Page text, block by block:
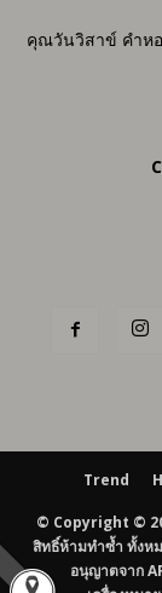
คุณวันวิสาข์ คำห
Trend
© Copyright ©
สิทธิ์ห้ามทำซ้ำ ทั้งห
อนุญาตจาก